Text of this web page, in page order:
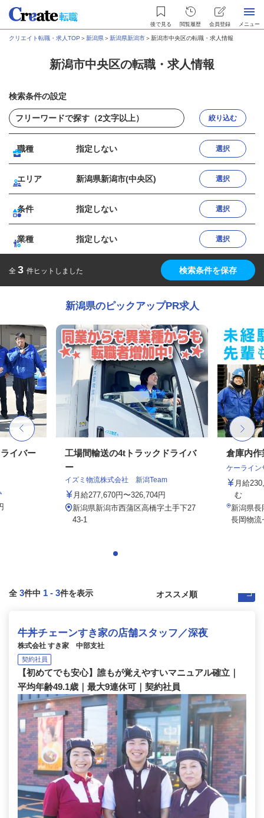
後で見る 閲覧履歴 会員登録 メニュー
クリエイト転職・求人TOP ＞新潟県＞新潟県新潟市＞新潟市中央区の転職・求人情報
新潟市中央区の転職・求人情報
検索条件の設定
絞り込む
職種 指定しない 選択
エリア 新潟県新潟市(中央区) 選択
条件 指定しない 選択
業種 指定しない 選択
全 3 件ヒットしました 検索条件を保存
新潟県のピックアップPR求人
イバー
工場間輸送の4tトラックドライバ
ー
イズミ物流株式会社 新潟Team
月給277,670円〜326,704円
新潟県新潟市西蒲区高橋字土手下27
43-1
倉庫内作
ケーライ
月給
む
新潟県長
長岡物
全 3件中 1 - 3件を表示
牛丼チェーンすき家の店舗スタッフ／深夜
株式会社 すき家 中部支社
契約社員
【初めてでも安心】誰もが覚えやすいマニュアル確立｜
平均年齢49.1歳｜最大9連休可｜契約社員